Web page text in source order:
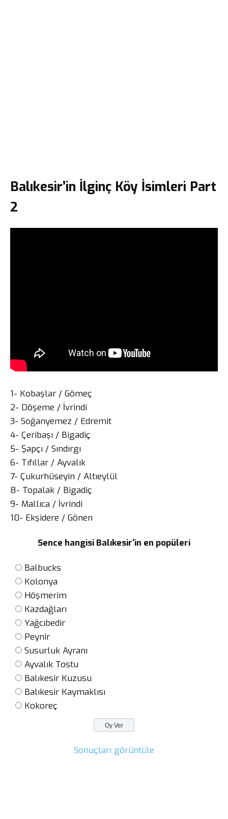
Balıkesir’in İlginç Köy İsimleri Part
2
1- Kobaşlar / Gömeç
2- Döşeme / İvrindi
3- Soğanyemez / Edremit
4- Çeribaşı / Bigadiç
5- Şapçı / Sındırgı
6- Tıfıllar / Ayvalık
7- Çukurhüseyin / Altıeylül
8- Topalak / Bigadiç
9- Mallıca / İvrindi
10- Ekşidere / Gönen
Sence hangisi Balıkesir'in en popüleri
Balbucks
Kolonya
Höşmerim
Kazdağları
Yağcıbedir
Peynir
Susurluk Ayranı
Ayvalık Tostu
Balıkesir Kuzusu
Balıkesir Kaymaklısı
Kokoreç
Sonuçları görüntüle